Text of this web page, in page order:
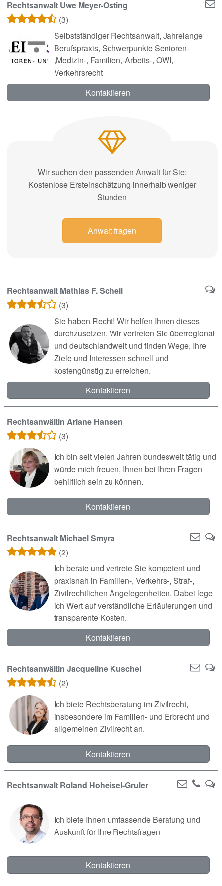
Rechtsanwalt Uwe Meyer-Osting
(3)
Selbstständiger Rechtsanwalt, Jahrelange
Berufspraxis, Schwerpunkte Senioren-
,Medizin-, Familien,-Arbeits-, OWI,
Verkehrsrecht
Kontaktieren
Wir suchen den passenden Anwalt für Sie:
Kostenlose Ersteinschätzung innerhalb weniger
Stunden
Anwalt fragen
Rechtsanwalt Mathias F. Schell
(3)
Sie haben Recht! Wir helfen Ihnen dieses
durchzusetzen. Wir vertreten Sie überregional
und deutschlandweit und finden Wege, Ihre
Ziele und Interessen schnell und
kostengünstig zu erreichen.
Kontaktieren
Rechtsanwältin Ariane Hansen
(3)
Ich bin seit vielen Jahren bundesweit tätig und
würde mich freuen, Ihnen bei Ihren Fragen
behilflich sein zu können.
Kontaktieren
Rechtsanwalt Michael Smyra
(2)
Ich berate und vertrete Sie kompetent und
praxisnah in Familien‑, Verkehrs‑, Straf‑,
Zivilrechtlichen Angelegenheiten. Dabei lege
ich Wert auf verständliche Erläuterungen und
transparente Kosten.
Kontaktieren
Rechtsanwältin Jacqueline Kuschel
(2)
Ich biete Rechtsberatung im Zivilrecht,
insbesondere im Familien- und Erbrecht und
allgemeinen Zivilrecht an.
Kontaktieren
Rechtsanwalt Roland Hoheisel-Gruler
Ich biete Ihnen umfassende Beratung und
Auskunft für Ihre Rechtsfragen
Kontaktieren